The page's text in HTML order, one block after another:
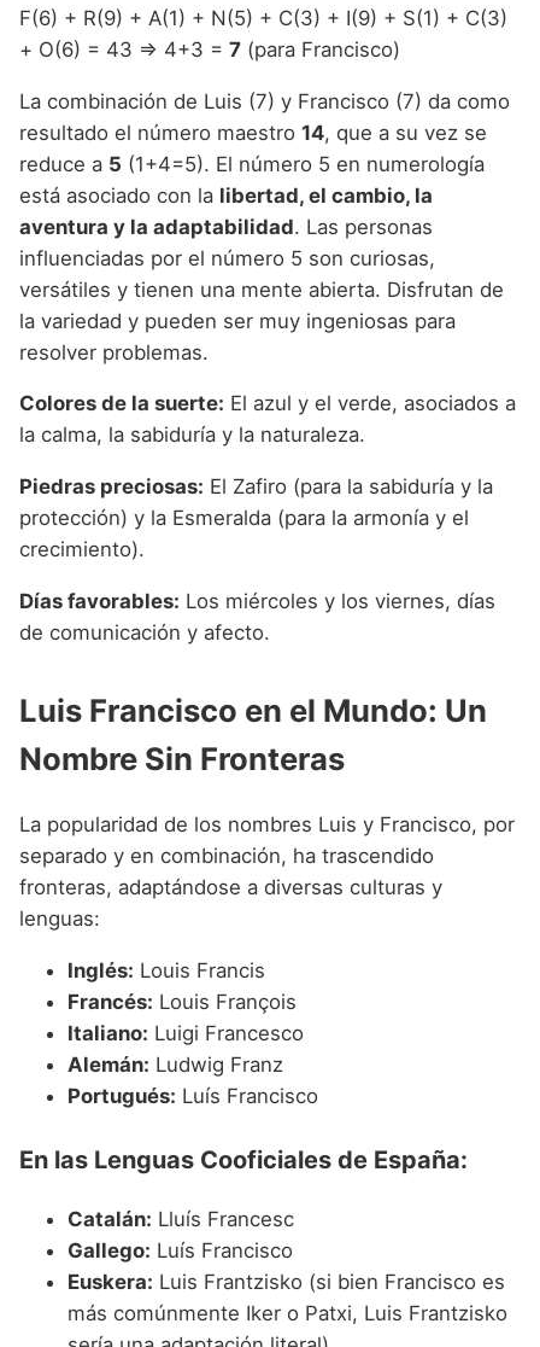
F(6) + R(9) + A(1) + N(5) + C(3) + I(9) + S(1) + C(3)
+ O(6) = 43 => 4+3 = 7 (para Francisco)
La combinación de Luis (7) y Francisco (7) da como
resultado el número maestro 14, que a su vez se
reduce a 5 (1+4=5). El número 5 en numerología
está asociado con la libertad, el cambio, la
aventura y la adaptabilidad. Las personas
influenciadas por el número 5 son curiosas,
versátiles y tienen una mente abierta. Disfrutan de
la variedad y pueden ser muy ingeniosas para
resolver problemas.
Colores de la suerte: El azul y el verde, asociados a
la calma, la sabiduría y la naturaleza.
Piedras preciosas: El Zafiro (para la sabiduría y la
protección) y la Esmeralda (para la armonía y el
crecimiento).
Días favorables: Los miércoles y los viernes, días
de comunicación y afecto.
Luis Francisco en el Mundo: Un
Nombre Sin Fronteras
La popularidad de los nombres Luis y Francisco, por
separado y en combinación, ha trascendido
fronteras, adaptándose a diversas culturas y
lenguas:
Inglés: Louis Francis
Francés: Louis François
Italiano: Luigi Francesco
Alemán: Ludwig Franz
Portugués: Luís Francisco
En las Lenguas Cooficiales de España:
Catalán: Lluís Francesc
Gallego: Luís Francisco
Euskera: Luis Frantzisko (si bien Francisco es
más comúnmente Iker o Patxi, Luis Frantzisko